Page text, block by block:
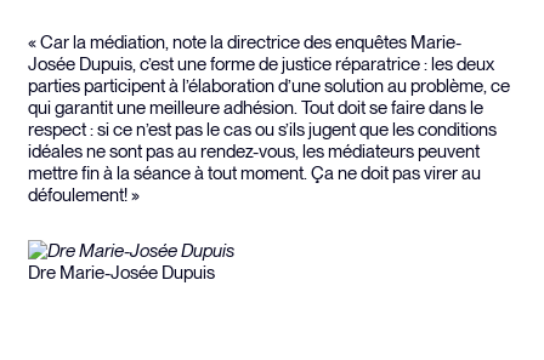
« Car la médiation, note la directrice des enquêtes Marie-
Josée Dupuis, c’est une forme de justice réparatrice : les deux
parties participent à l’élaboration d’une solution au problème, ce
qui garantit une meilleure adhésion. Tout doit se faire dans le
respect : si ce n’est pas le cas ou s’ils jugent que les conditions
idéales ne sont pas au rendez-vous, les médiateurs peuvent
mettre fin à la séance à tout moment. Ça ne doit pas virer au
défoulement! »
Dre Marie-Josée Dupuis